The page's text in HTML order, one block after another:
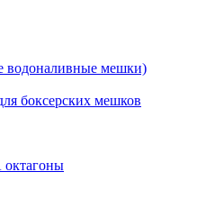
водоналивные мешки)
боксерских мешков